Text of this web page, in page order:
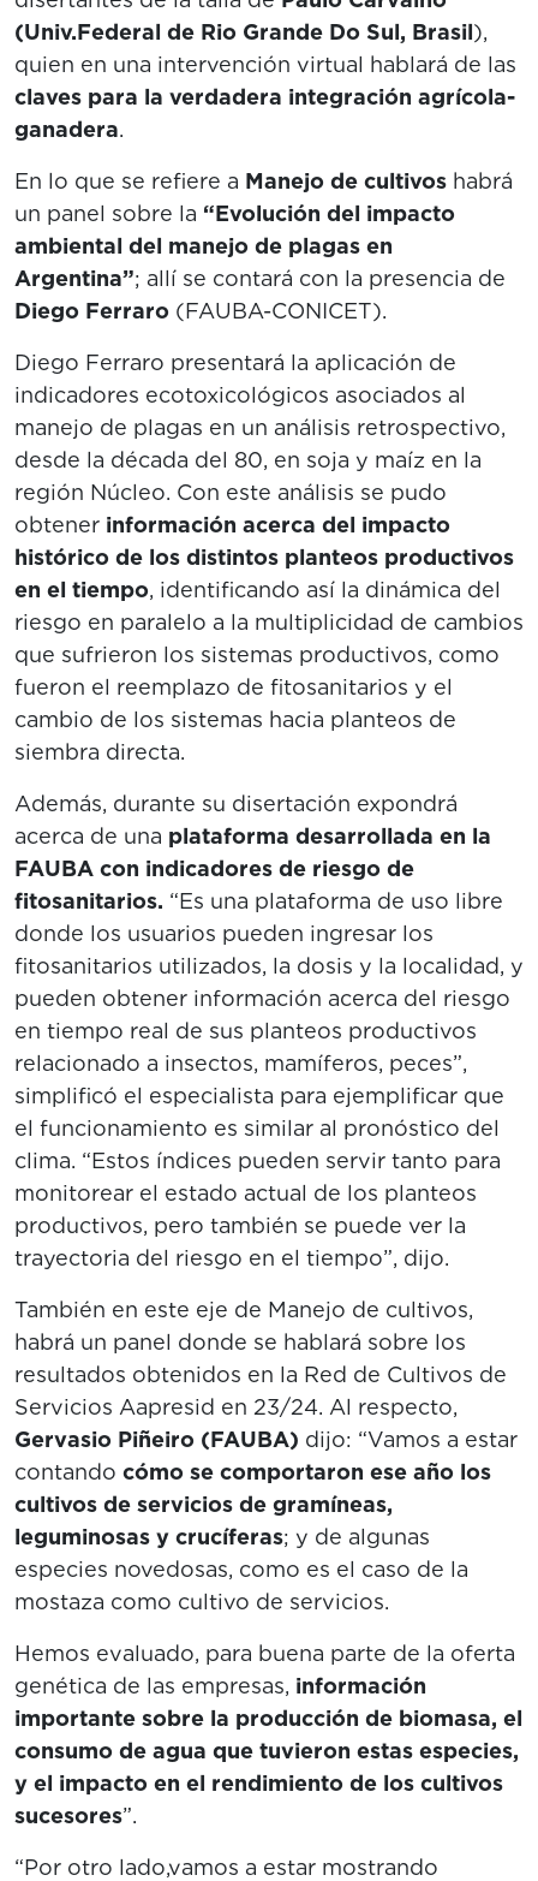
(Univ.Federal de Rio Grande Do Sul, Brasil),
quien en una intervención virtual hablará de las
claves para la verdadera integración agrícola-
ganadera.
En lo que se refiere a Manejo de cultivos habrá
un panel sobre la “Evolución del impacto
ambiental del manejo de plagas en
Argentina”; allí se contará con la presencia de
Diego Ferraro (FAUBA-CONICET).
Diego Ferraro presentará la aplicación de
indicadores ecotoxicológicos asociados al
manejo de plagas en un análisis retrospectivo,
desde la década del 80, en soja y maíz en la
región Núcleo. Con este análisis se pudo
obtener información acerca del impacto
histórico de los distintos planteos productivos
en el tiempo, identificando así la dinámica del
riesgo en paralelo a la multiplicidad de cambios
que sufrieron los sistemas productivos, como
fueron el reemplazo de fitosanitarios y el
cambio de los sistemas hacia planteos de
siembra directa.
Además, durante su disertación expondrá
acerca de una plataforma desarrollada en la
FAUBA con indicadores de riesgo de
fitosanitarios. “Es una plataforma de uso libre
donde los usuarios pueden ingresar los
fitosanitarios utilizados, la dosis y la localidad, y
pueden obtener información acerca del riesgo
en tiempo real de sus planteos productivos
relacionado a insectos, mamíferos, peces”,
simplificó el especialista para ejemplificar que
el funcionamiento es similar al pronóstico del
clima. “Estos índices pueden servir tanto para
monitorear el estado actual de los planteos
productivos, pero también se puede ver la
trayectoria del riesgo en el tiempo”, dijo.
También en este eje de Manejo de cultivos,
habrá un panel donde se hablará sobre los
resultados obtenidos en la Red de Cultivos de
Servicios Aapresid en 23/24. Al respecto,
Gervasio Piñeiro (FAUBA) dijo: “Vamos a estar
contando cómo se comportaron ese año los
cultivos de servicios de gramíneas,
leguminosas y crucíferas; y de algunas
especies novedosas, como es el caso de la
mostaza como cultivo de servicios.
Hemos evaluado, para buena parte de la oferta
genética de las empresas, información
importante sobre la producción de biomasa, el
consumo de agua que tuvieron estas especies,
y el impacto en el rendimiento de los cultivos
sucesores”.
“Por otro lado,vamos a estar mostrando